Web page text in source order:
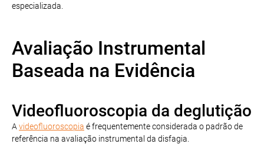
especializada.
Avaliação Instrumental
Baseada na Evidência
Videofluoroscopia da deglutição
A videofluoroscopia é frequentemente considerada o padrão de
referência na avaliação instrumental da disfagia.